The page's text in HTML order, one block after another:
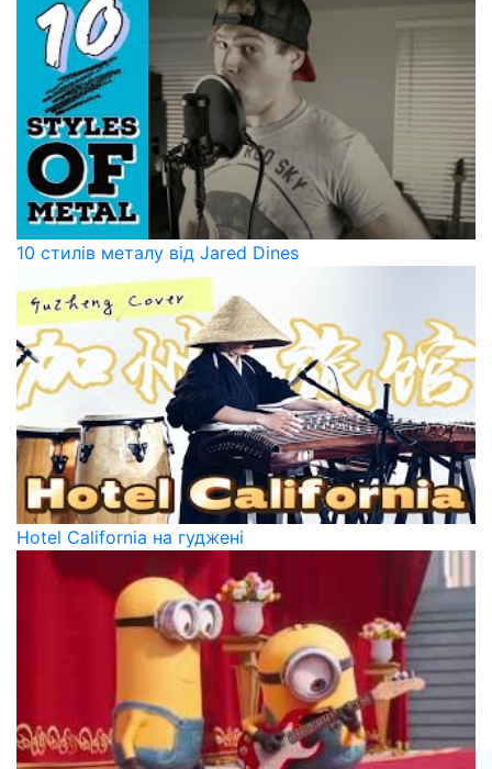
10 стилів металу від Jared Dines
Hotel California на гуджені